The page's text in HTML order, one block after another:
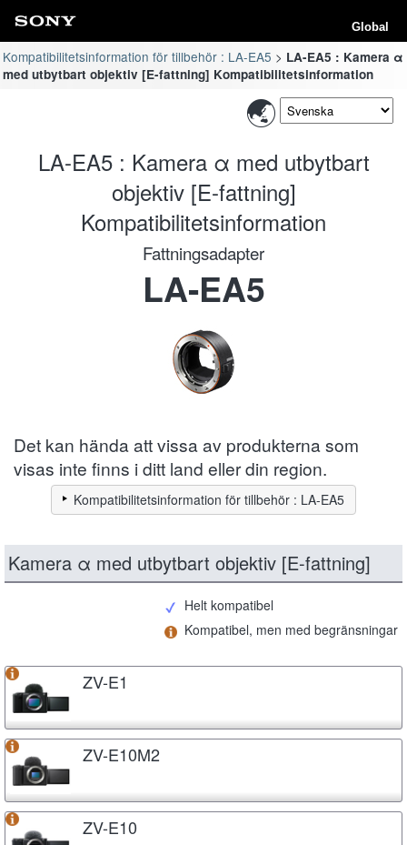
Global
Kompatibilitetsinformation för tillbehör : LA-EA5
LA-EA5 : Kamera α
med utbytbart objektiv [E-fattning] Kompatibilitetsinformation
LA-EA5 : Kamera α med utbytbart
objektiv [E-fattning]
Kompatibilitetsinformation
Fattningsadapter
LA-EA5
Det kan hända att vissa av produkterna som
visas inte finns i ditt land eller din region.
Kompatibilitetsinformation för tillbehör : LA-EA5
Kamera α med utbytbart objektiv [E-fattning]
Helt kompatibel
Kompatibel, men med begränsningar
ZV-E1
ZV-E10M2
ZV-E10